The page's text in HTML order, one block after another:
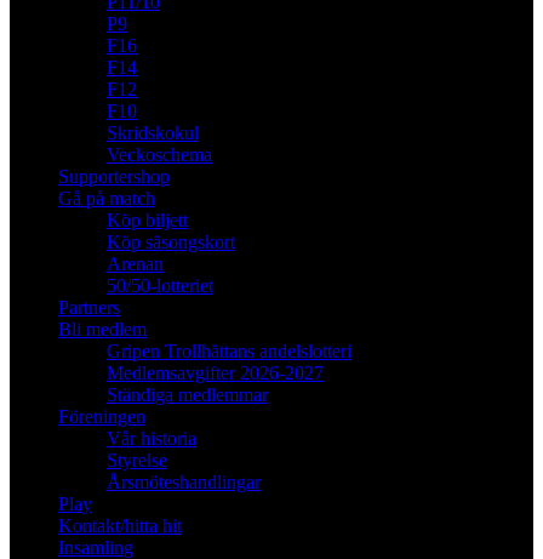
P9
F16
F14
F12
F10
Skridskokul
Veckoschema
Supportershop
Gå på match
Köp biljett
Köp säsongskort
Arenan
50/50-lotteriet
Partners
Bli medlem
Gripen Trollhättans andelslotteri
Medlemsavgifter 2026-2027
Ständiga medlemmar
Föreningen
Vår historia
Styrelse
Årsmöteshandlingar
Play
Kontakt/hitta hit
Insamling